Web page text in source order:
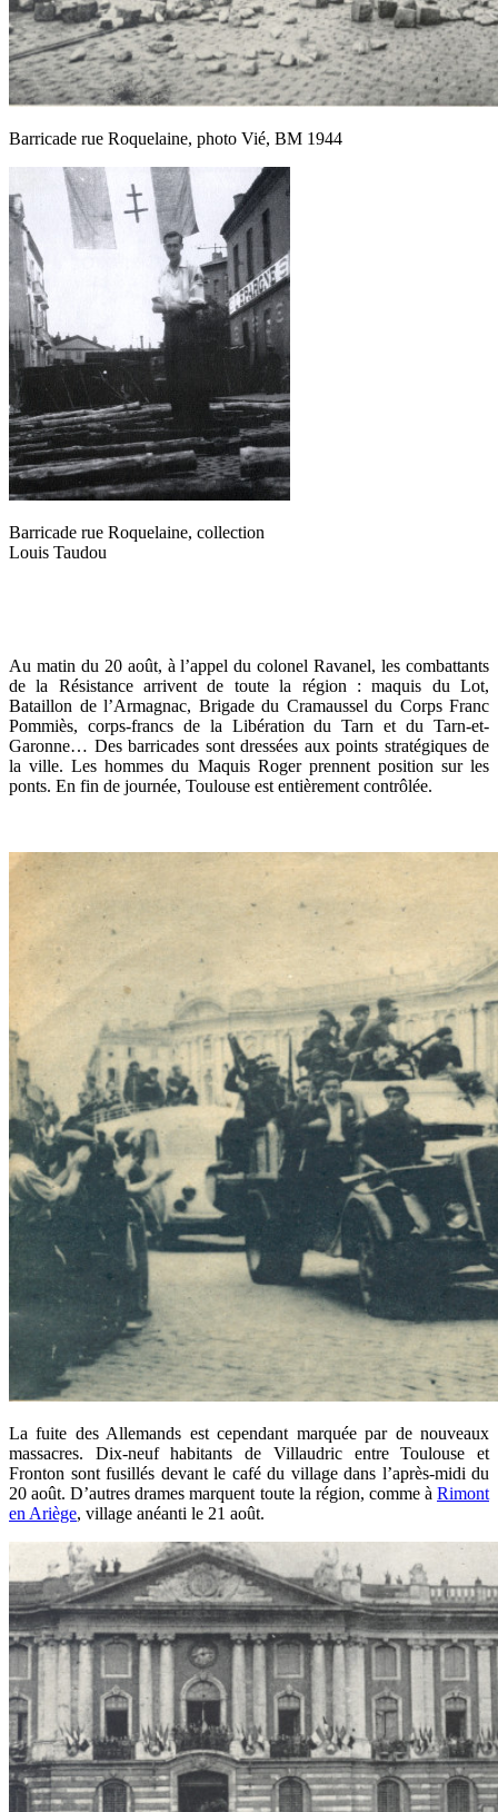
Barricade rue Roquelaine, photo Vié, BM 1944
Barricade rue Roquelaine, collection
Louis Taudou
Au matin du 20 août, à l’appel du colonel Ravanel, les combattants
de la Résistance arrivent de toute la région : maquis du Lot,
Bataillon de l’Armagnac, Brigade du Cramaussel du Corps Franc
Pommiès, corps-francs de la Libération du Tarn et du Tarn-et-
Garonne… Des barricades sont dressées aux points stratégiques de
la ville. Les hommes du Maquis Roger prennent position sur les
ponts. En fin de journée, Toulouse est entièrement contrôlée.
La fuite des Allemands est cependant marquée par de nouveaux
massacres. Dix-neuf habitants de Villaudric entre Toulouse et
Fronton sont fusillés devant le café du village dans l’après-midi du
20 août. D’autres drames marquent toute la région, comme à Rimont
en Ariège, village anéanti le 21 août.